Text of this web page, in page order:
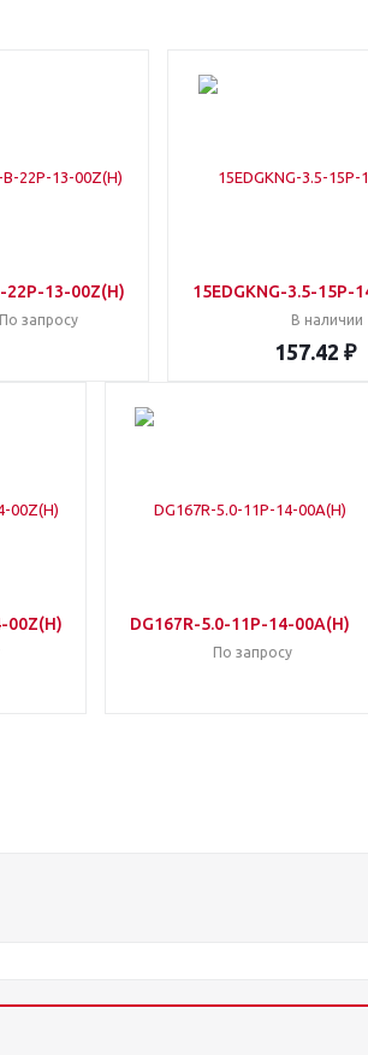
22P-13-00Z(H)
По запросу
15EDGKNG-3.5-15P-
В наличии
157.42 ₽
00Z(H) DG167R-5.0-11P-14-00A(H)
По запросу